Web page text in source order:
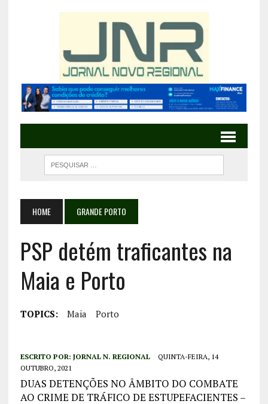
HOME GRANDE PORTO
PSP detém traficantes na
Maia e Porto
TOPICS: Maia Porto
ESCRITO POR: JORNAL N. REGIONAL
QUINTA-FEIRA, 14
OUTUBRO, 2021
DUAS DETENÇÕES NO ÂMBITO DO COMBATE
AO CRIME DE TRÁFICO DE ESTUPEFACIENTES –